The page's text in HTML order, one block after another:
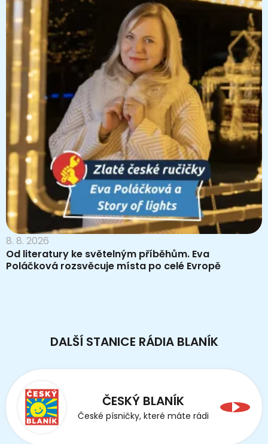
8. 8. 2026
Od literatury ke světelným příběhům. Eva
Poláčková rozsvěcuje místa po celé Evropě
DALŠÍ STANICE RÁDIA BLANÍK
ČESKÝ BLANÍK
České písničky, které máte rádi